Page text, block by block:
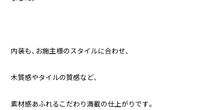
内装も、お施主様のスタイルに合わせ、
木質感やタイルの質感など、
素材感あふれるこだわり満載の仕上がりです。